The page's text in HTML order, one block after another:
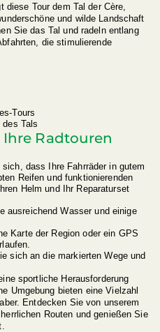
diese Tour dem Tal der Cère,
und wilde Landschaft
Sie das Tal und radeln entlang
die stimulierende
Tours
des Tals
Radtouren
dass Ihre Fahrräder in gutem
Reifen und funktionierenden
Helm und Ihr Reparaturset
ausreichend Wasser und einige
Karte der Region oder ein GPS
sich an die markierten Wege und
sportliche Herausforderung
Umgebung bieten eine Vielzahl
Entdecken Sie von unserem
Routen und genießen Sie